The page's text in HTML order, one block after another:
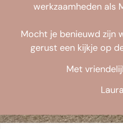
werkzaamheden als
Mocht je benieuwd zijn
gerust een kijkje op
Met
Laura